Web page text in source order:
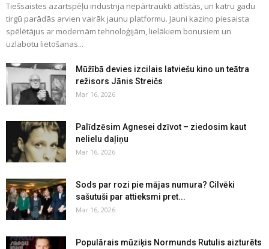
Tiešsaistes azartspēļu industrija nepārtraukti attīstās, un katru gadu
tirgū parādās arvien vairāk jaunu platformu. Jauni kazino piesaista
spēlētājus ar modernām tehnoloģijām, lielākiem bonusiem un
uzlabotu lietošanas...
Mūžībā devies izcilais latviešu kino un teātra
režisors Jānis Streičs
Mar 16, 2026
Palīdzēsim Agnesei dzīvot – ziedosim kaut
nelielu daļiņu
Mar 16, 2026
Sods par rozi pie mājas numura? Cilvēki
sašutuši par attieksmi pret...
Mar 16, 2026
Populārais mūziķis Normunds Rutulis aizturēts